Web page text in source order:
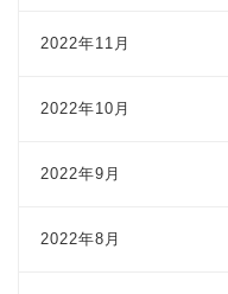
2022年11月
2022年10月
2022年9月
2022年8月